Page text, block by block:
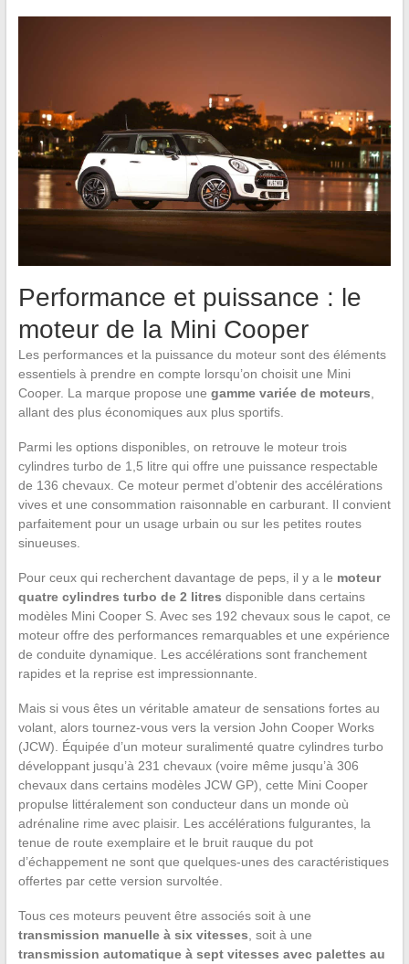
Performance et puissance : le
moteur de la Mini Cooper
Les performances et la puissance du moteur sont des éléments
essentiels à prendre en compte lorsqu’on choisit une Mini
Cooper. La marque propose une gamme variée de moteurs
allant des plus économiques aux plus sportifs.
Parmi les options disponibles, on retrouve le moteur trois
cylindres turbo de 1,5 litre qui offre une puissance respectable
de 136 chevaux. Ce moteur permet d’obtenir des accélérations
vives et une consommation raisonnable en carburant. Il convient
parfaitement pour un usage urbain ou sur les petites routes
sinueuses.
Pour ceux qui recherchent davantage de peps, il y a le moteur
quatre cylindres turbo de 2 litres disponible dans certains
modèles Mini Cooper S. Avec ses 192 chevaux sous le capot, ce
moteur offre des performances remarquables et une expérience
de conduite dynamique. Les accélérations sont franchement
rapides et la reprise est impressionnante.
Mais si vous êtes un véritable amateur de sensations fortes au
volant, alors tournez-vous vers la version John Cooper Works
(JCW). Équipée d’un moteur suralimenté quatre cylindres turbo
développant jusqu’à 231 chevaux (voire même jusqu’à 306
chevaux dans certains modèles JCW GP), cette Mini Cooper
propulse littéralement son conducteur dans un monde où
adrénaline rime avec plaisir. Les accélérations fulgurantes, la
tenue de route exemplaire et le bruit rauque du pot
d’échappement ne sont que quelques-unes des caractéristiques
offertes par cette version survoltée.
Tous ces moteurs peuvent être associés soit à une
transmission manuelle à six vitesses , soit à une
transmission automatique à sept vitesses avec palettes au